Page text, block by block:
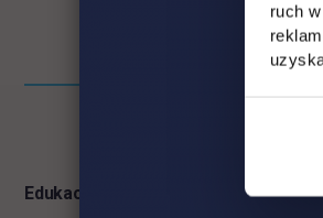
ruch
Informacje w stopce
Edukacja